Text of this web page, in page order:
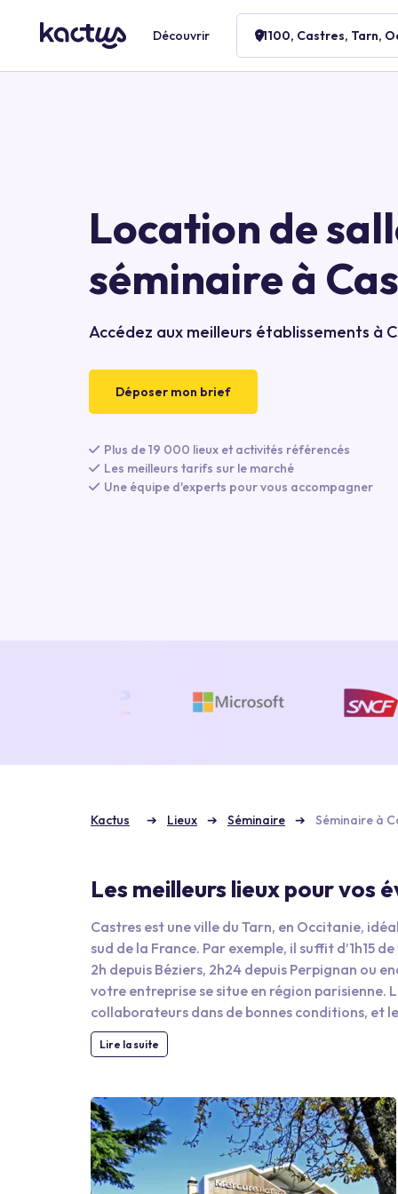
Découvrir 81100, Castres, Tarn,
Location de
séminaire à
Accédez aux meilleurs établissements à
Déposer mon brief
Plus de 19 000 lieux et activités référencés
Les meilleurs tarifs sur le marché
Une équipe d'experts pour vous accompagner
Kactus Lieux Séminaire Séminaire à
Les meilleurs lieux pour vos
Castres est une ville du Tarn, en Occitanie,
sud de la France. Par exemple, il suffit d’1h15
2h depuis Béziers, 2h24 depuis Perpignan ou
votre entreprise se situe en région parisienne.
collaborateurs dans de bonnes conditions, et
votre événement professionnel à Castres que
découvrir la ville pendant leurs pauses. Il est
l’Agout, qui sont l’atout charme de Castres.
Languedoc. D’ailleurs, les illuminations de
randonnées sur les hauteurs, par exemple sur
gare au vertige ! Si vous restez en ville, le
également ravir les sportifs en allant assister
Lire la suite